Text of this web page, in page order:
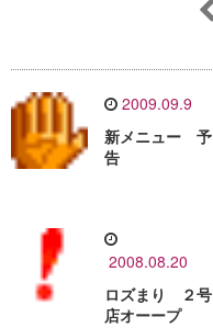
2009.09.9
新メニュー 予
告
2008.08.20
ロズまり ２号
店オーープ